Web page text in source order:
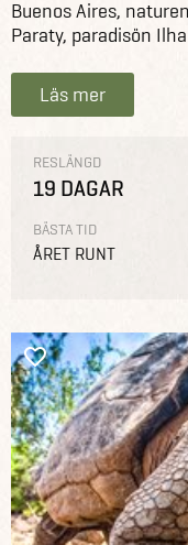
Buenos Aires,
Paraty, paradisön
Läs mer
RESLÄNGD
19 DAGAR
BÄSTA TID
ÅRET RUNT